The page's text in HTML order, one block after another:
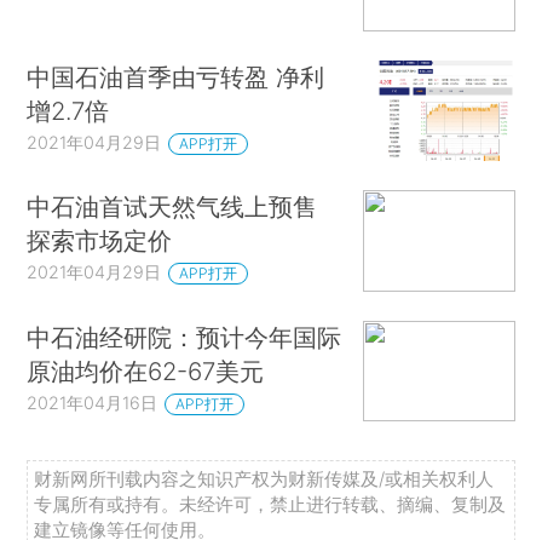
中国石油首季由亏转盈 净利
增2.7倍
2021年04月29日 APP打开
中石油首试天然气线上预售
探索市场定价
2021年04月29日 APP打开
中石油经研院：预计今年国际
原油均价在62-67美元
2021年04月16日 APP打开
财新网所刊载内容之知识产权为财新传媒及/或相关权利人
专属所有或持有。未经许可，禁止进行转载、摘编、复制及
建立镜像等任何使用。